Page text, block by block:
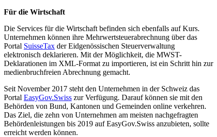
Für die Wirtschaft
Die Services für die Wirtschaft befinden sich ebenfalls auf Kurs.
Unternehmen können ihre Mehrwertsteuerabrechnung über das
Portal SuisseTax der Eidgenössischen Steuerverwaltung
elektronisch deklarieren. Mit der Möglichkeit, die MWST-
Deklarationen im XML-Format zu importieren, ist ein Schritt hin zur
medienbruchfreien Abrechnung gemacht.
Seit November 2017 steht den Unternehmen in der Schweiz das
Portal EasyGov.Swiss zur Verfügung. Darauf können sie mit den
Behörden von Bund, Kantonen und Gemeinden online verkehren.
Das Ziel, die zehn von Unternehmen am meisten nachgefragten
Behördenleistungen bis 2019 auf EasyGov.Swiss anzubieten, sollte
erreicht werden können.